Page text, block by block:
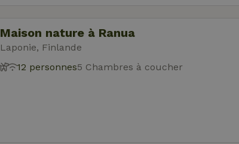
Maison nature à Ranua
Laponie, Finlande
12 personnes5 Chambres à coucher